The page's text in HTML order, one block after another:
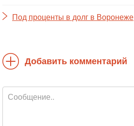
Под проценты в долг в Воронеже
Добавить комментарий